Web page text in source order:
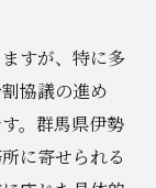
すが、特に多
協議の進め
。群馬県伊勢
に寄せられる